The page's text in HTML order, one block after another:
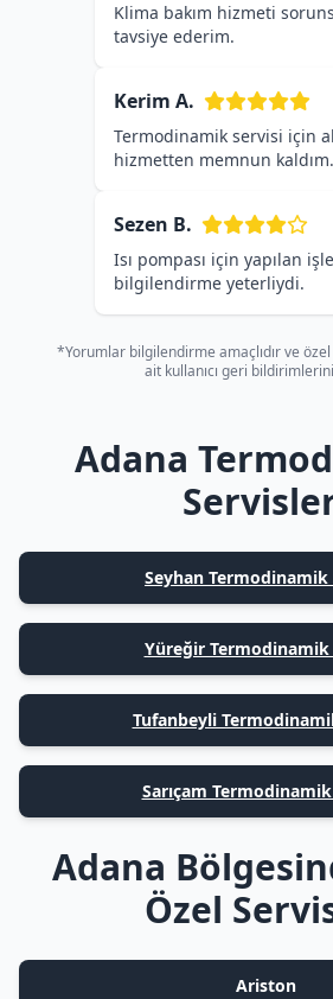
Klima bakım hizmeti
tavsiye ederim.
Kerim A.
Termodinamik servisi için
hizmetten memnun kaldım.
Sezen B.
Isı pompası için yapılan
bilgilendirme yeterliydi.
*Yorumlar bilgilendirme amaçlıdır ve
ait kullanıcı geri bildirimlerini
Adana
Seyhan Termodinamik
Yüreğir Termodinamik
Tufanbeyli
Sarıçam
Adana
Özel
Ariston